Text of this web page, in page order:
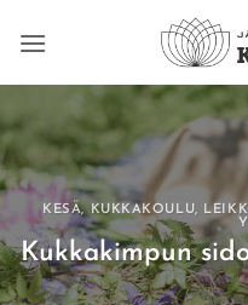
KESÄ, KUKKAKOULU,
Kukkakimpun